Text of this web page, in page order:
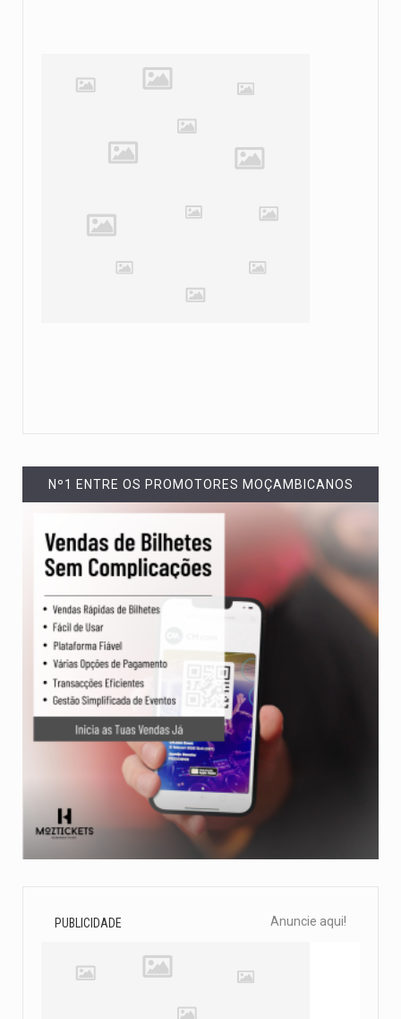
Nº1 ENTRE OS PROMOTORES MOÇAMBICANOS
PUBLICIDADE Anuncie aqui!